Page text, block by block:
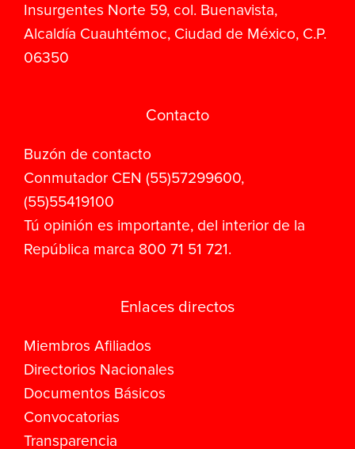
Insurgentes Norte 59, col. Buenavista,
Alcaldía Cuauhtémoc, Ciudad de México, C.P.
06350
Contacto
Buzón de contacto
Conmutador CEN (55)57299600,
(55)55419100
Tú opinión es importante, del interior de la
República marca 800 71 51 721.
Enlaces directos
Miembros Afiliados
Directorios Nacionales
Documentos Básicos
Convocatorias
Transparencia